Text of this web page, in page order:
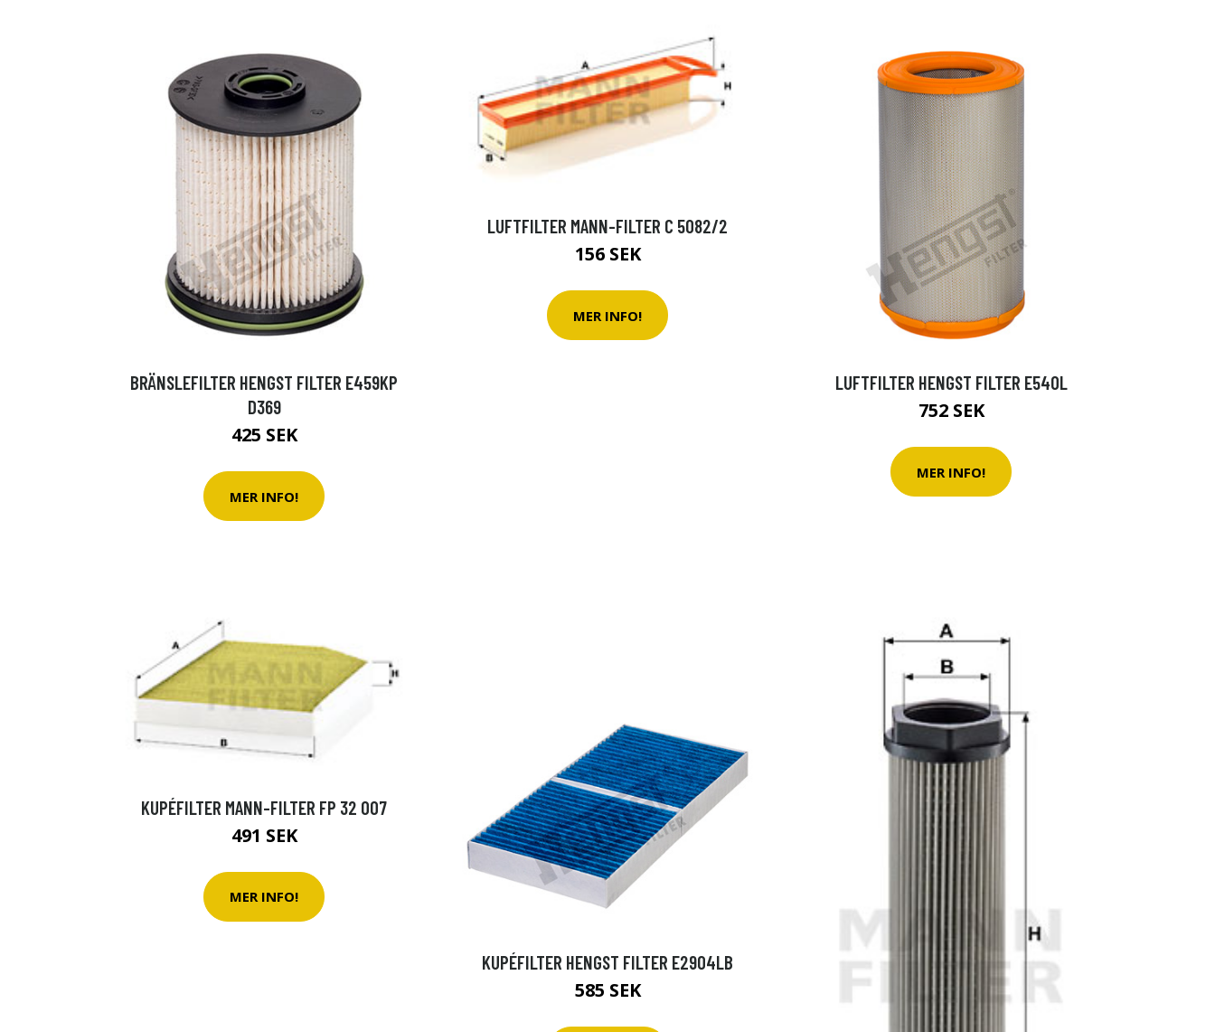
BRÄNSLEFILTER HENGST FILTER E459KP
D369
425 SEK
MER INFO!
LUFTFILTER MANN-FILTER C 5082/2
156 SEK
MER INFO!
LUFTFILTER HENGST FILTER E540L
752 SEK
MER INFO!
KUPÉFILTER MANN-FILTER FP 32 007
491 SEK
MER INFO!
KUPÉFILTER HENGST FILTER E2904LB
585 SEK